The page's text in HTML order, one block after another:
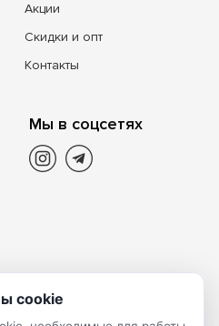
Акции
Скидки и опт
Контакты
Мы в соцсетях
д. 2, Литер «Р» (БЦ
cookie